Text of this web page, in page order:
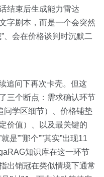
结束后生成能力雷达
字剧本，而是一个会突然
、会在价格谈判时沉默二
追问下再次卡壳。但这
三个断点：需求确认环节
问学区细节）、价格铺垫
价值）、以及最关键的
”就是””那个””其实”出现11
知识库在这一环节
出销冠在类似情境下通常